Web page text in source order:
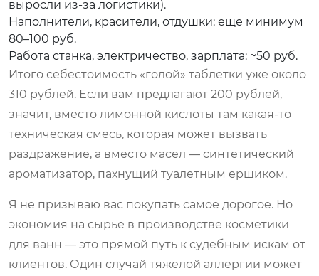
выросли из-за логистики).
Наполнители, красители, отдушки: еще минимум
80–100 руб.
Работа станка, электричество, зарплата: ~50 руб.
Итого себестоимость «голой» таблетки уже около
310 рублей. Если вам предлагают 200 рублей,
значит, вместо лимонной кислоты там какая-то
техническая смесь, которая может вызвать
раздражение, а вместо масел — синтетический
ароматизатор, пахнущий туалетным ершиком.
Я не призываю вас покупать самое дорогое. Но
экономия на сырье в производстве косметики
для ванн — это прямой путь к судебным искам от
клиентов. Один случай тяжелой аллергии может